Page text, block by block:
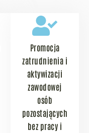
Promocja
zatrudnienia i
aktywizacji
zawodowej
osób
pozostających
bez pracy i